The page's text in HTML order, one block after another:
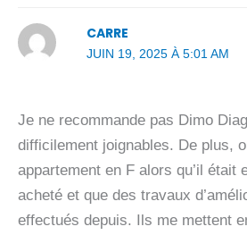
CARRE
JUIN 19, 2025 À 5:01 AM
Je ne recommande pas Dimo
difficilement joignables. De plus,
appartement en F alors qu’il était
acheté et que des travaux
effectués depuis. Ils me mettent